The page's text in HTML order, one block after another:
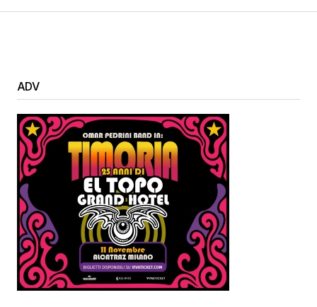
ADV